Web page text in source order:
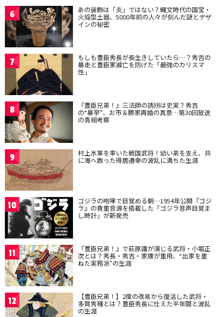
6 あの装飾は「炎」ではない？縄文時代の国宝・
火焔型土器、5000年前の人々が刻んだ謎とデザ
インの秘密
7 もしも豊臣秀長が長生きしていたら…？秀吉の
暴走と豊臣家滅亡を防げた「最強のカリスマ
性」
8 『豊臣兄弟！』三法師の誘拐は史実？秀吉
の“暴挙”、お市＆勝家再婚の真意…第30回放送
の真相考察
9 村上水軍を率いた戦国武将！幼い弟を支え、共
に海へ散った得居通幸の波乱に満ちた生涯
10 ゴジラの咆哮で目覚める朝…1954年公開『ゴジ
ラ』の貴重音源を搭載した「ゴジラ音声目覚ま
し時計」が新発売
11 『豊臣兄弟！』で萩原護が演じる武将・小堀正
次とは？秀長・秀吉・家康が重用、“出家を重
ねた実務派”の生涯
12 【豊臣兄弟！】2度の改易から復活した武将・
多賀秀種とは？豊臣秀長に仕えた半年間と波乱
の生涯